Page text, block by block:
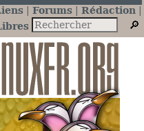
Forums
Rédaction